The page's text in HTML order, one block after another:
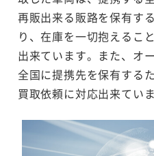
再販出来る販路を保有す
り、在庫を一切抱えるこ
出来ています。また、オ
全国に提携先を保有する
買取依頼に対応出来ていま